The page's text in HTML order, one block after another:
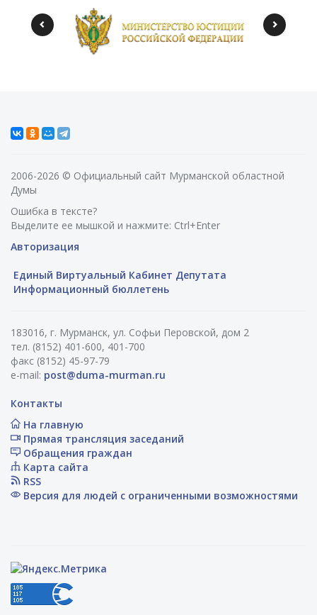
2006-2026 © Официальный сайт Мурманской областной
Думы
Ошибка в тексте?
Выделите ее мышкой и нажмите: Ctrl+Enter
Авторизация
Единый Виртуальный Кабинет Депутата
Информационный бюллетень
183016, г. Мурманск, ул. Софьи Перовской, дом 2
тел. (8152) 401-600, 401-700
факс (8152) 45-97-79
e-mail: post@duma-murman.ru
Контакты
На главную
Прямая трансляция заседаний
Обращения граждан
Карта сайта
RSS
Версия для людей с ограниченными возможностями